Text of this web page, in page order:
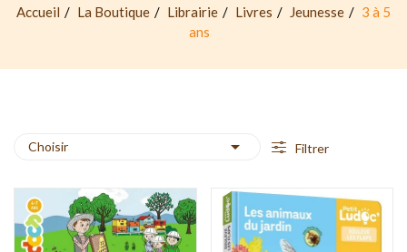
Accueil La Boutique Librairie Livres Jeunesse
3 à 5
ans
Choisir  Filtrer